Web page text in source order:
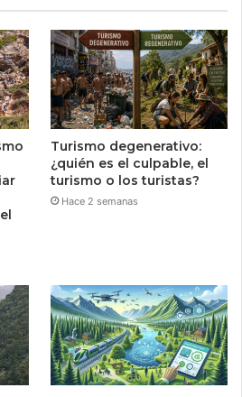
Turismo degenerativo:
¿quién es el culpable, el
turismo o los turistas?
Hace 2 semanas